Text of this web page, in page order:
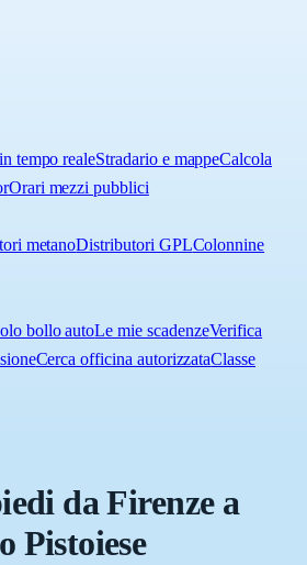
tempo realeStradario e mappeCalcola
Orari mezzi pubblici
metanoDistributori GPLColonnine
bollo autoLe mie scadenzeVerifica
Cerca officina autorizzataClasse
da Firenze a
Pistoiese